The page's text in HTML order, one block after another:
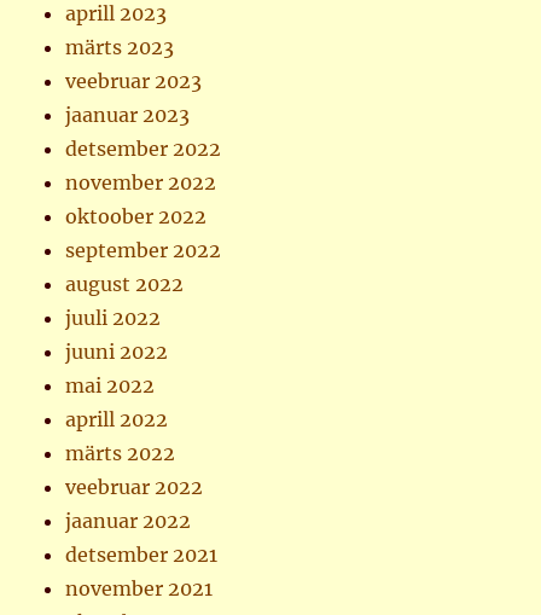
aprill 2023
märts 2023
veebruar 2023
jaanuar 2023
detsember 2022
november 2022
oktoober 2022
september 2022
august 2022
juuli 2022
juuni 2022
mai 2022
aprill 2022
märts 2022
veebruar 2022
jaanuar 2022
detsember 2021
november 2021